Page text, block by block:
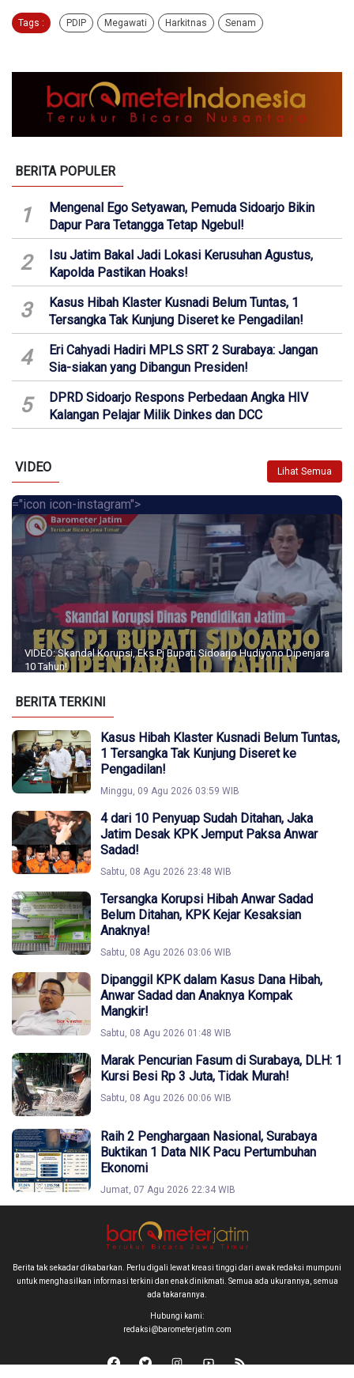
Tags : PDIP Megawati Harkitnas Senam
BERITA POPULER
1
Mengenal Ego Setyawan, Pemuda Sidoarjo Bikin
Dapur Para Tetangga Tetap Ngebul!
2
Isu Jatim Bakal Jadi Lokasi Kerusuhan Agustus,
Kapolda Pastikan Hoaks!
3
Kasus Hibah Klaster Kusnadi Belum Tuntas, 1
Tersangka Tak Kunjung Diseret ke Pengadilan!
4
Eri Cahyadi Hadiri MPLS SRT 2 Surabaya: Jangan
Sia-siakan yang Dibangun Presiden!
5
DPRD Sidoarjo Respons Perbedaan Angka HIV
Kalangan Pelajar Milik Dinkes dan DCC
VIDEO Lihat Semua
="icon icon-instagram">
VIDEO: Skandal Korupsi, Eks Pj Bupati Sidoarjo Hudiyono Dipenjara
10 Tahun!
BERITA TERKINI
Kasus Hibah Klaster Kusnadi Belum Tuntas,
1 Tersangka Tak Kunjung Diseret ke
Pengadilan!
Minggu, 09 Agu 2026 03:59 WIB
4 dari 10 Penyuap Sudah Ditahan, Jaka
Jatim Desak KPK Jemput Paksa Anwar
Sadad!
Sabtu, 08 Agu 2026 23:48 WIB
Tersangka Korupsi Hibah Anwar Sadad
Belum Ditahan, KPK Kejar Kesaksian
Anaknya!
Sabtu, 08 Agu 2026 03:06 WIB
Dipanggil KPK dalam Kasus Dana Hibah,
Anwar Sadad dan Anaknya Kompak
Mangkir!
Sabtu, 08 Agu 2026 01:48 WIB
Marak Pencurian Fasum di Surabaya, DLH: 1
Kursi Besi Rp 3 Juta, Tidak Murah!
Sabtu, 08 Agu 2026 00:06 WIB
Raih 2 Penghargaan Nasional, Surabaya
Buktikan 1 Data NIK Pacu Pertumbuhan
Ekonomi
Jumat, 07 Agu 2026 22:34 WIB
Berita tak sekadar dikabarkan. Perlu digali lewat kreasi tinggi dari awak redaksi mumpuni
untuk menghasilkan informasi terkini dan enak dinikmati. Semua ada ukurannya, semua
ada takarannya.
Hubungi kami:
redaksi@barometerjatim.com